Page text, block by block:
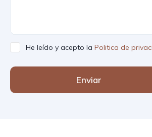
He leído y acepto la Politica de
Enviar